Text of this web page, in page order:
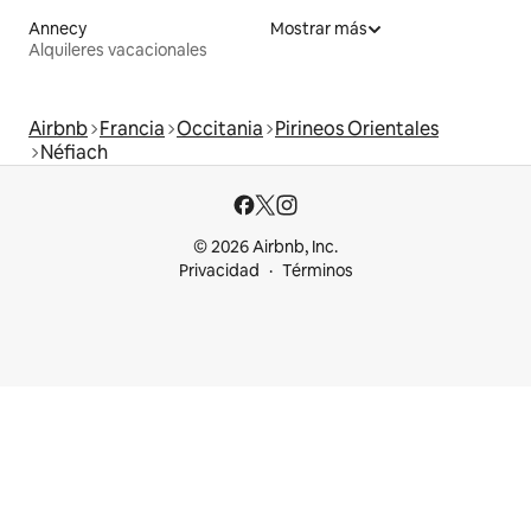
Annecy
Alquileres vacacionales
Mostrar más
Airbnb Francia Occitania Pirineos Orientales
Néfiach
© 2026 Airbnb, Inc.
Privacidad
Términos